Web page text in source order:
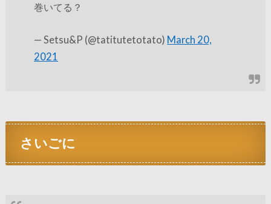
巻いてる？
— Setsu&P (@tatitutetotato) March 20,
2021
さいごに